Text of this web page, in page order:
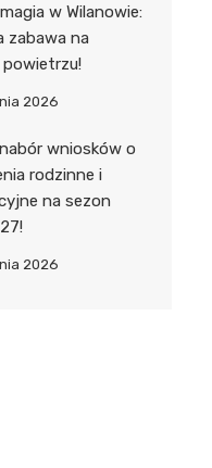
w Wilanowie:
zabawa na
2026
wniosków o
rodzinne i
na sezon
2026